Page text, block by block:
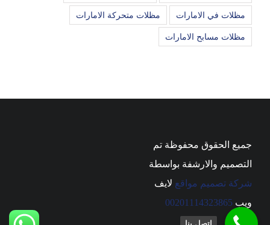
مظلات في الامارات مظلات متحركة الامارات
مظلات مسابح الامارات
جميع الحقوق محفوظة تم
التصميم والارشفة بواسطة
شركة تصميم مواقع لايف
ويب 00201114323865